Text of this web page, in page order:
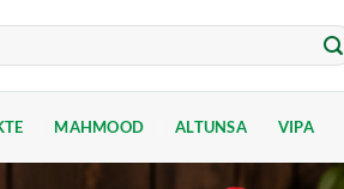
MAHMOOD ALTUNSA VIPA